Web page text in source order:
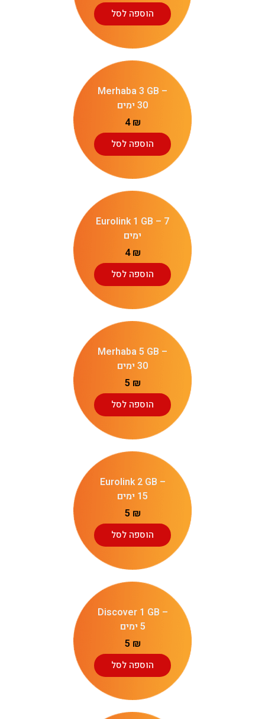
הוספה לסל
Merhaba 3 GB –
30 ימים
4₪
הוספה לסל
Eurolink 1 GB – 7
ימים
4₪
הוספה לסל
Merhaba 5 GB –
30 ימים
5 ₪
הוספה לסל
Eurolink 2 GB –
15 ימים
5 ₪
הוספה לסל
Discover 1 GB –
5 ימים
5 ₪
הוספה לסל